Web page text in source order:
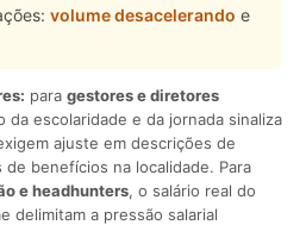
volume desacelerando e
para gestores e diretores
da escolaridade e da jornada sinaliza
ajuste em descrições de
benefícios na localidade. Para
e headhunters, o salário real do
delimitam a pressão salarial